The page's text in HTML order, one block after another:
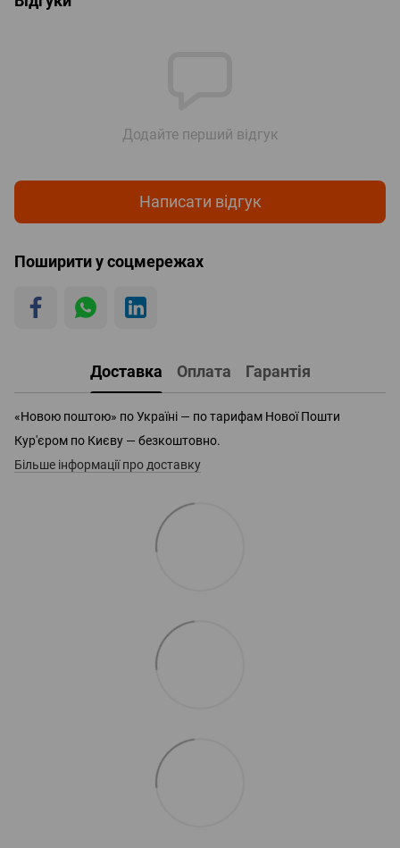
Додайте перший відгук
Написати відгук
Поширити у соцмережах
Доставка Оплата Гарантія
«Новою поштою» по Україні — по тарифам Нової Пошти
Кур'єром по Києву — безкоштовно.
Більше інформації про доставку